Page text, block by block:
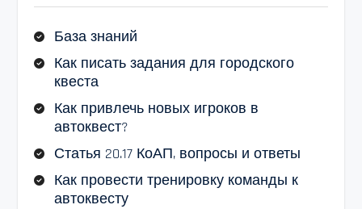
База знаний
Как писать задания для городского
квеста
Как привлечь новых игроков в
автоквест?
Статья 20.17 КоАП, вопросы и ответы
Как провести тренировку команды к
автоквесту